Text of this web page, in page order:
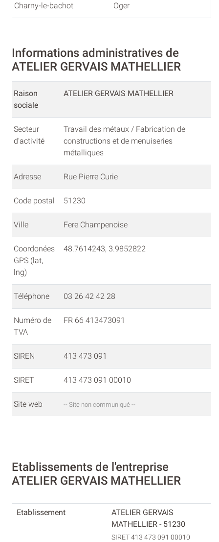
Charny-le-bachot
Oger
Informations administratives de
ATELIER GERVAIS MATHELLIER
Raison
sociale
ATELIER GERVAIS MATHELLIER
Secteur
d'activité
Travail des métaux / Fabrication de
constructions et de menuiseries
métalliques
Adresse Rue Pierre Curie
Code postal 51230
Ville Fere Champenoise
Coordonées
GPS (lat,
lng)
48.7614243, 3.9852822
Téléphone 03 26 42 42 28
Numéro de
TVA
FR 66 413473091
SIREN 413 473 091
SIRET 413 473 091 00010
Site web -- Site non communiqué --
Etablissements de l'entreprise
ATELIER GERVAIS MATHELLIER
ATELIER GERVAIS
MATHELLIER - 51230
SIRET 413 473 091 00010